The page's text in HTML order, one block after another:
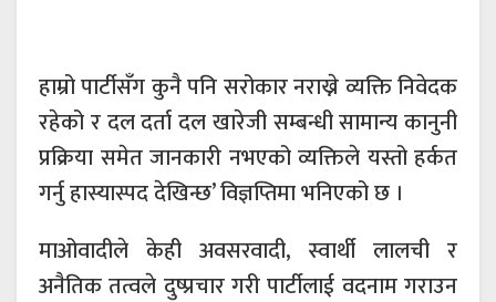
हाम्रो पार्टीसँग कुनै पनि सरोकार नराख्ने व्यक्ति निवेदक
रहेको र दल दर्ता दल खारेजी सम्बन्धी सामान्य कानुनी
प्रक्रिया समेत जानकारी नभएको व्यक्तिले यस्तो हर्कत
गर्नु हास्यास्पद देखिन्छ’ विज्ञप्तिमा भनिएको छ ।
माओवादीले केही अवसरवादी, स्वार्थी लालची र
अनैतिक तत्वले दुष्प्रचार गरी पार्टीलाई वदनाम गराउन